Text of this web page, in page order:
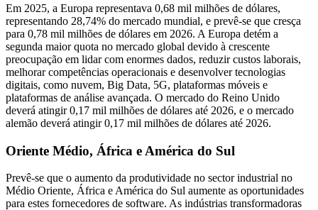
Em 2025, a Europa representava 0,68 mil milhões de dólares,
representando 28,74% do mercado mundial, e prevê-se que cresça
para 0,78 mil milhões de dólares em 2026. A Europa detém a
segunda maior quota no mercado global devido à crescente
preocupação em lidar com enormes dados, reduzir custos laborais,
melhorar competências operacionais e desenvolver tecnologias
digitais, como nuvem, Big Data, 5G, plataformas móveis e
plataformas de análise avançada. O mercado do Reino Unido
deverá atingir 0,17 mil milhões de dólares até 2026, e o mercado
alemão deverá atingir 0,17 mil milhões de dólares até 2026.
Oriente Médio, África e América do Sul
Prevê-se que o aumento da produtividade no sector industrial no
Médio Oriente, África e América do Sul aumente as oportunidades
para estes fornecedores de software. As indústrias transformadoras